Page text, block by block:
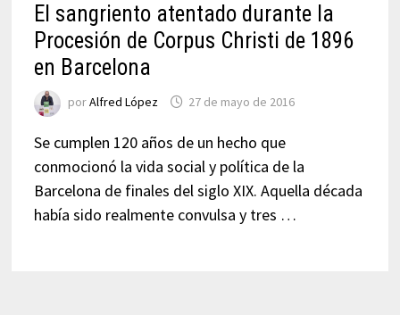
El sangriento atentado durante la
Procesión de Corpus Christi de 1896
en Barcelona
porAlfred López 27 de mayo de 2016
Se cumplen 120 años de un hecho que
conmocionó la vida social y política de la
Barcelona de finales del siglo XIX. Aquella década
había sido realmente convulsa y tres …